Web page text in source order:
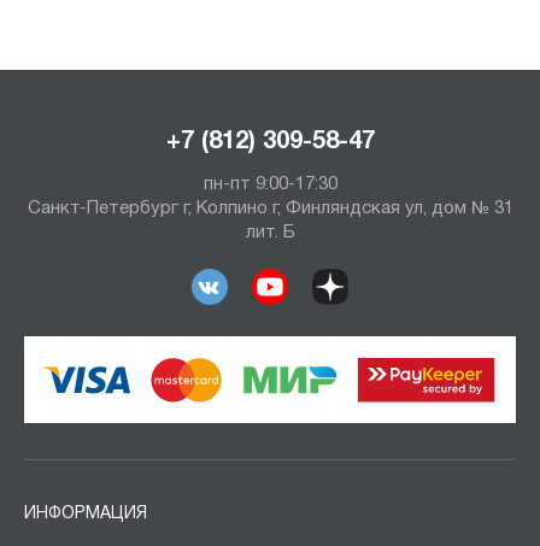
+7 (812) 309-58-47
пн-пт 9:00-17:30
Санкт-Петербург г, Колпино г, Финляндская ул, дом № 31
лит. Б
ИНФОРМАЦИЯ